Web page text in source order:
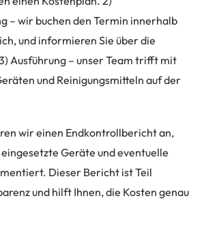
– wir buchen den Termin innerhalb
und informieren Sie über die
Ausführung – unser Team trifft mit
und Reinigungsmitteln auf der
wir einen Endkontrollbericht an,
Geräte und eventuelle
Dieser Bericht ist Teil
und hilft Ihnen, die Kosten genau